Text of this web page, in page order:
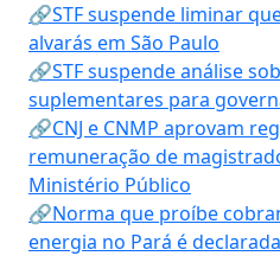
🔗STF suspende liminar
alvarás em São Paulo
🔗STF suspende análise
suplementares para
🔗CNJ e CNMP aprovam
remuneração de
Ministério Público
🔗Norma que proíbe
energia no Pará é